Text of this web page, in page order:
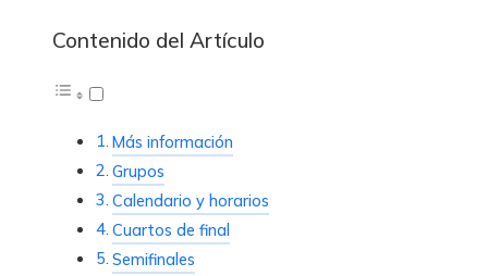
Contenido del Artículo
Más información
Grupos
Calendario y horarios
Cuartos de final
Semifinales